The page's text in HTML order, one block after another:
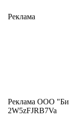
Реклама
Реклама ООО
2W5zFJRB7Va